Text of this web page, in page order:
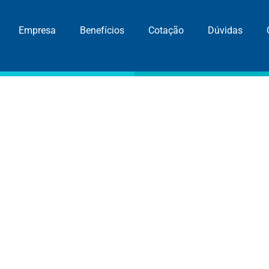
Empresa Benefícios Cotação Dúvidas